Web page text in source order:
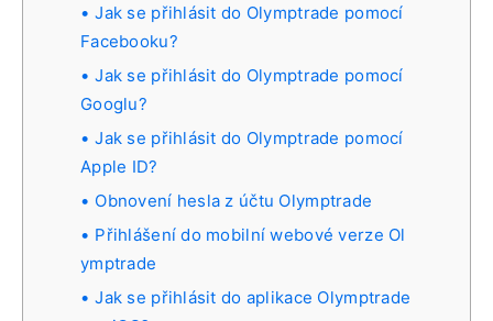
Jak se přihlásit do Olymptrade pomocí
Facebooku?
Jak se přihlásit do Olymptrade pomocí
Googlu?
Jak se přihlásit do Olymptrade pomocí
Apple ID?
Obnovení hesla z účtu Olymptrade
Přihlášení do mobilní webové verze Ol
ymptrade
Jak se přihlásit do aplikace Olymptrade